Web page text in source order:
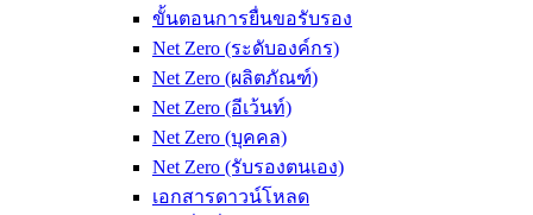
ขั้นตอนการยื่นขอรับรอง
Net Zero (ระดับองค์กร)
Net Zero (ผลิตภัณฑ์)
Net Zero (อีเว้นท์)
Net Zero (บุคคล)
Net Zero (รับรองตนเอง)
เอกสารดาวน์โหลด